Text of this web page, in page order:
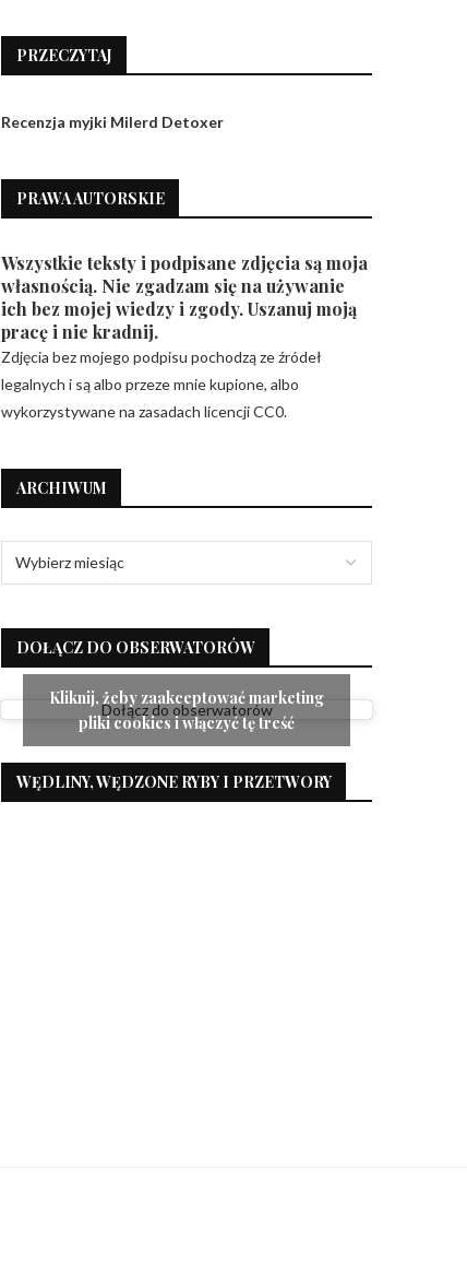
PRZECZYTAJ
Recenzja myjki Milerd Detoxer
PRAWA AUTORSKIE
Wszystkie teksty i podpisane zdjęcia są moja
własnością. Nie zgadzam się na używanie
ich bez mojej wiedzy i zgody. Uszanuj moją
pracę i nie kradnij.
Zdjęcia bez mojego podpisu pochodzą ze źródeł
legalnych i są albo przeze mnie kupione, albo
wykorzystywane na zasadach licencji CC0.
ARCHIWUM
DOŁĄCZ DO OBSERWATORÓW
Dołącz do obserwatorów
Kliknij, żeby zaakceptować marketing
pliki cookies i włączyć tę treść
WĘDLINY, WĘDZONE RYBY I PRZETWORY